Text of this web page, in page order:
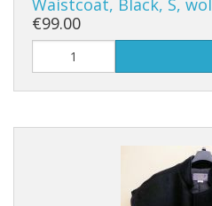
Waistcoat, Black, S, wol
€99.00